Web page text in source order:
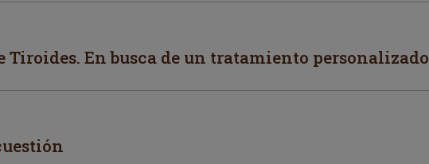
Tiroides. En busca de un tratamiento personalizado